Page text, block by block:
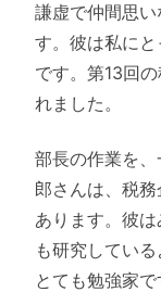
謙虚で仲間思
す。彼は私に
です。第13回
れました。
部長の作業を
郎さんは、税
あります。彼
も研究してい
とても勉強家